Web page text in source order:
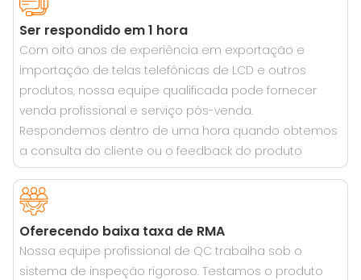
Ser respondido em 1 hora
Com oito anos de experiência em exportação e
importação de telas telefônicas de LCD e outros
produtos, nossa equipe qualificada pode fornecer
venda profissional e serviço pós-venda.
Respondemos dentro de uma hora quando obtemos
a consulta do cliente ou o feedback do produto
Oferecendo baixa taxa de RMA
Nossa equipe profissional de QC trabalha sob o
sistema de inspeção rigoroso. Testamos o produto